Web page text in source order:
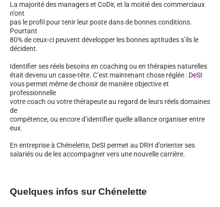
La majorité des managers et CoDir, et la moitié des commerciaux
n’ont
pas le profil pour tenir leur poste dans de bonnes conditions.
Pourtant
80% de ceux-ci peuvent développer les bonnes aptitudes s’ils le
décident.
Identifier ses réels besoins en coaching ou en thérapies naturelles
était devenu un casse-tête. C’est maintenant chose réglée : DeSI
vous permet même de choisir de manière objective et
professionnelle
votre coach ou votre thérapeute au regard de leurs réels domaines
de
compétence, ou encore d’identifier quelle alliance organiser entre
eux.
En entreprise à Chénelette, DeSI permet au DRH d’orienter ses
salariés ou de les accompagner vers une nouvelle carrière.
Quelques infos sur Chénelette